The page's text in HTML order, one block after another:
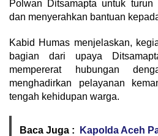
Polwan Ditsamapta untuk turun
dan menyerahkan bantuan
Kabid Humas menjelaskan,
bagian dari upaya
mempererat hubungan
menghadirkan pelayanan
tengah kehidupan warga.
Baca Juga :
Kapolda Aceh